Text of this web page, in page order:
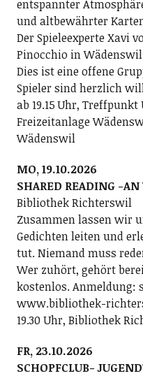
entspannter
und altbewährter
Der Spieleexperte Xavi
Pinocchio in
Dies ist eine offene
Spieler sind herzlich
ab 19.15 Uhr,
Freizeitanlage
Wädenswil
MO, 19.10.2026
SHARED READING -
Bibliothek Richterswil
Zusammen lassen wir
Gedichten leiten und
tut. Niemand muss
Wer zuhört, gehört
kostenlos. Anmeldung:
www.bibliothek-
19.30 Uhr, Bibliothek
FR, 23.10.2026
SCHOPFCLUB-